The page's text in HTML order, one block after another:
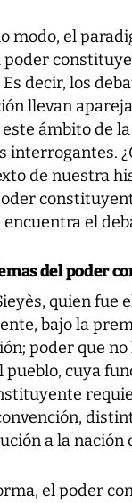
modo, el
decir, los
llevan
ámbito de
interrogantes.
de nuestra
encuentra el
del poder
quien
bajo la
poder que
pueblo, cuya
a la nación
el poder